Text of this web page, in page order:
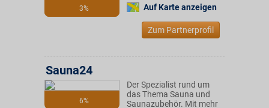
3%
Auf Karte anzeigen
Zum Partnerprofil
6%
Sauna24
Der Spezialist rund um
das Thema Sauna und
Saunazubehör. Mit mehr